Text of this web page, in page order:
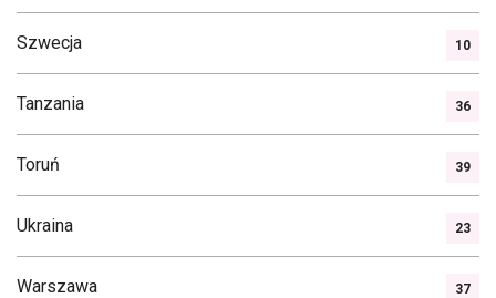
Szwecja 10
Tanzania 36
Toruń 39
Ukraina 23
Warszawa 37